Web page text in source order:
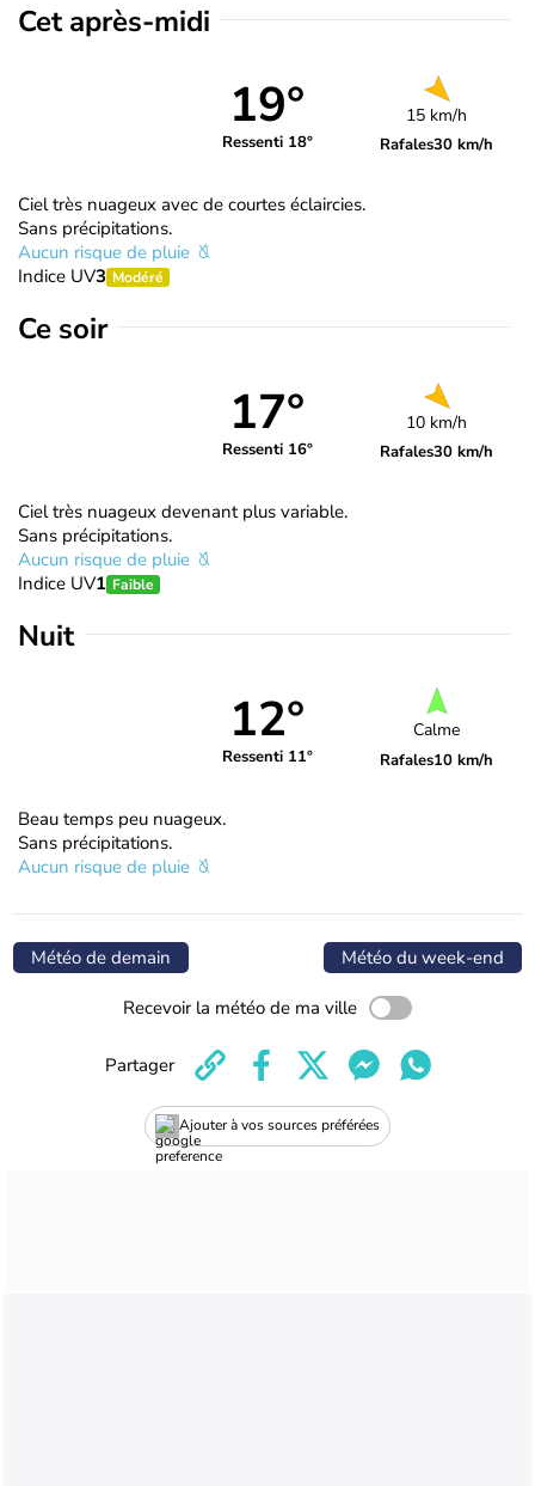
Cet après-midi
19°
Ressenti 18°
15 km/h
Rafales30 km/h
Ciel très nuageux avec de courtes éclaircies.
Sans précipitations.
Aucun risque de pluie
Indice UV3 Modéré
Ce soir
17°
Ressenti 16°
10 km/h
Rafales30 km/h
Ciel très nuageux devenant plus variable.
Sans précipitations.
Aucun risque de pluie
Indice UV1 Faible
Nuit
12°
Ressenti 11°
Calme
Rafales10 km/h
Beau temps peu nuageux.
Sans précipitations.
Aucun risque de pluie
Météo de demain Météo du week-end
Recevoir la météo de ma ville
Ajouter à vos sources préférées
Partager